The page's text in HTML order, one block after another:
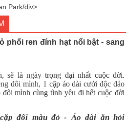
Park/div>
phối ren đính hạt nổi bật - sang
sẽ là ngày trọng đại nhất cuộc đời.
đôi mình, 1 cặp áo dài cưới độc đáo
mình cùng tình yêu đi hết cuộc đời
đôi màu đỏ - Áo dài ăn hỏi